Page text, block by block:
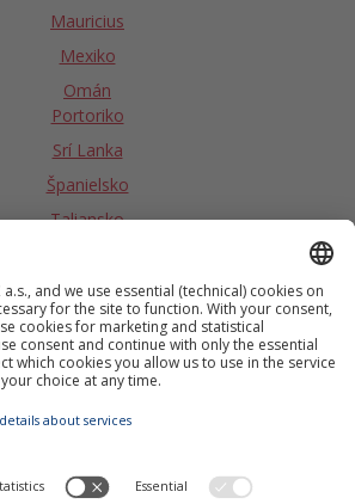
Mauricius
Mexiko
Omán
Portoriko
Srí Lanka
Španielsko
Taliansko
Tunisko
Turecko
USA
Velká Británia/Škótsko
Vietnam